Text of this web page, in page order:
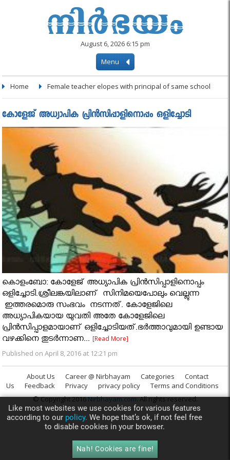
August 6, 2026 6:15 pm
Menu
Home Female teacher elopes with principal of same school
കോളേജ്‌ അധ്യാപിക പ്രിന്‍സിപ്പാളിനൊപ്പം ഒളിച്ചോടി
കൊളംബോ: കോളേജ്‌ അധ്യാപിക പ്രിന്‍സിപ്പാളിനൊപ്പം
ഒളിച്ചോടി.ശ്രീലങ്കയിലാണ്‌ സിനിമയെപോലും വെല്ലുന്ന
ഇത്തരമൊരു സംഭവം നടന്നത്. കോളേജിലെ
അധ്യാപികയായ യുവതി അതേ കോളേജിലെ
പ്രിന്‍സിപ്പാളമായാണ്‌ ഒളിച്ചോടിയത്‌.ഭര്‍ത്താവുമായി ഉണ്ടായ
വഴക്കിനെ തുടര്‍ന്നാണ...[Read More]
Published on April 8, 2016 at 12:21 pm
About Us Career @ Nirbhayam Categories
Contact
Us
Feedback Privacy privacy policy
Terms and Conditions
© Copyright 2016Nirbhayam.com. All rights reserved.
Like most websites we use cookies for various features
according to our policy. We hope that’s ok, if not feel free
to disable cookies in your browser.
Nah! Cookies are fine!